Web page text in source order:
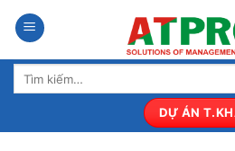
qua
nội
dung
Tìm
DỰ ÁN